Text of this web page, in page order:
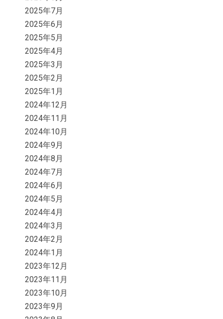
2025年7月
2025年6月
2025年5月
2025年4月
2025年3月
2025年2月
2025年1月
2024年12月
2024年11月
2024年10月
2024年9月
2024年8月
2024年7月
2024年6月
2024年5月
2024年4月
2024年3月
2024年2月
2024年1月
2023年12月
2023年11月
2023年10月
2023年9月